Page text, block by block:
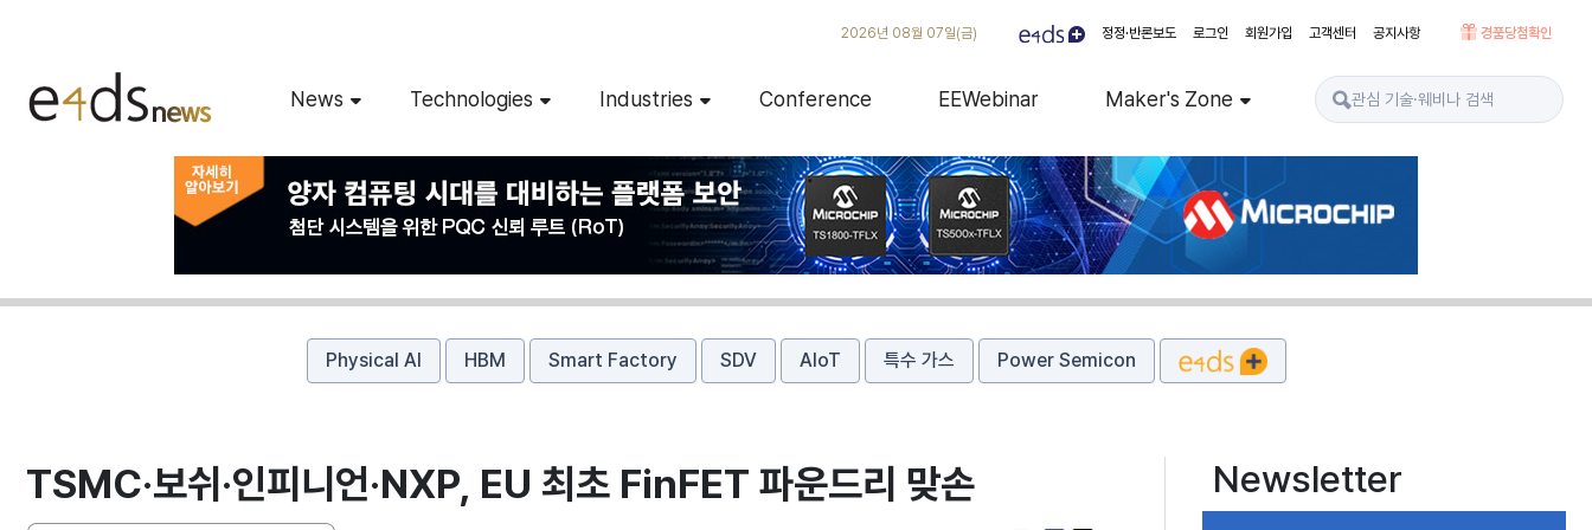
2026년 08월 07일(금) 정정·반론보도 로그인 회원가입 고객센터 공지사항 경품당첨확인
News Technologies Industries Conference EEWebinar Maker's Zone
Physical AI HBM Smart Factory SDV AIoT 특수 가스 Power Semicon
TSMC·보쉬·인피니언·NXP, EU 최초 FinFET 파운드리 맞손 Newsletter